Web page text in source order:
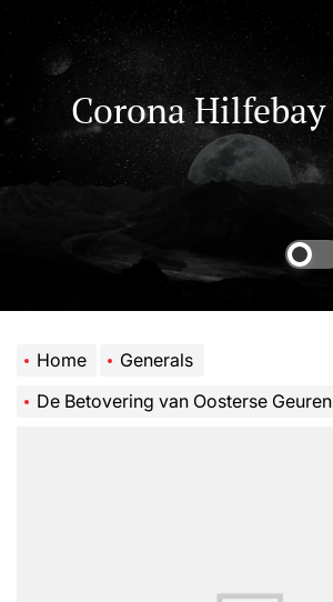
to
content
Corona
Home
Generals
De Betovering van Oosterse Geuren